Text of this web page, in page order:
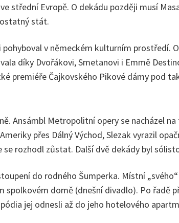
střední Evropě. O dekádu později musí
stát.
pohyboval v německém kulturním prostředí.
díky Dvořákovi, Smetanovi i Emmě
premiéře Čajkovského Pikové dámy pod
Ansámbl Metropolitní opery se nacházel
přes Dálný Východ, Slezak vyrazil
rozhodl zůstat. Další dvě dekády byl
do rodného Šumperka. Místní
spolkovém domě (dnešní divadlo). Po řadě
jej odnesli až do jeho hotelového